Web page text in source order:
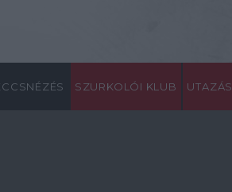
SZURKOLÓI KLUB UTAZÁS